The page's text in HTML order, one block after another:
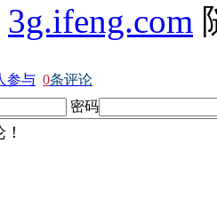
3g.ifeng.com
参与 0条评论
密码